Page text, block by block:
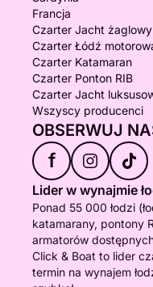
Francja
Czarter Jacht żaglowy
Czarter Łódź
Czarter Katamaran
Czarter Ponton RIB
Czarter Jacht
Wszyscy producenci
OBSERWUJ
f
Lider w wynajmie
Ponad 55 000 łodzi
katamarany, pontony
armatorów
Click & Boat to lider
termin na wynajem